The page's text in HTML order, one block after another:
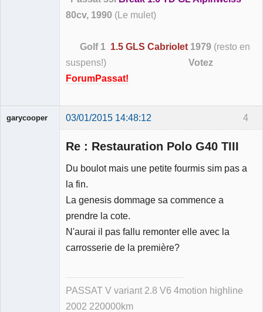
80cv, 1990 (Le mulet)
Golf 1 1.5 GLS Cabriolet 1979 (resto en
suspens!) Votez
ForumPassat!
4
garycooper 03/01/2015 14:48:12
Re : Restauration Polo G40 TIII
Du boulot mais une petite fourmis sim pas a
la fin.
La genesis dommage sa commence a
prendre la cote.
N'aurai il pas fallu remonter elle avec la
carrosserie de la première?
PASSAT V variant 2.8 V6 4motion highline
2002 220000km